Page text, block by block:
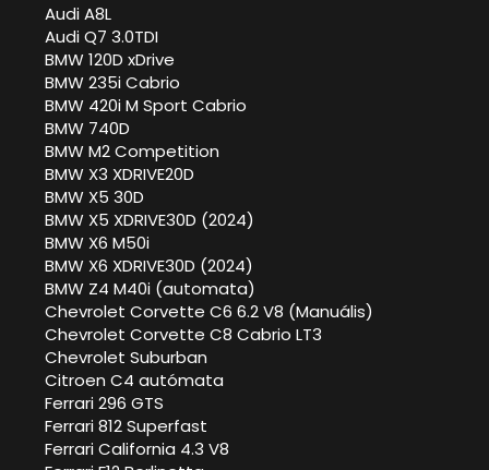
Audi A8L
Audi Q7 3.0TDI
BMW 120D xDrive
BMW 235i Cabrio
BMW 420i M Sport Cabrio
BMW 740D
BMW M2 Competition
BMW X3 XDRIVE20D
BMW X5 30D
BMW X5 XDRIVE30D (2024)
BMW X6 M50i
BMW X6 XDRIVE30D (2024)
BMW Z4 M40i (automata)
Chevrolet Corvette C6 6.2 V8 (Manuális)
Chevrolet Corvette C8 Cabrio LT3
Chevrolet Suburban
Citroen C4 autómata
Ferrari 296 GTS
Ferrari 812 Superfast
Ferrari California 4.3 V8